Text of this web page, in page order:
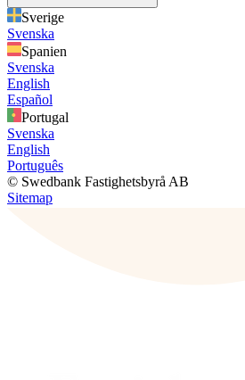
Sverige
Svenska
Spanien
Svenska
English
Español
Portugal
Svenska
English
Português
© Swedbank Fastighetsbyrå AB
Sitemap